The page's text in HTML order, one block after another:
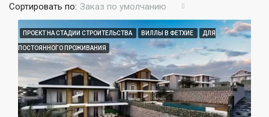
Сортировать по: Заказ по умолчанию
ПРОЕКТ НА СТАДИИ СТРОИТЕЛЬСТВА ВИЛЛЫ В ФЕТХИЕ ДЛЯ
ПОСТОЯННОГО ПРОЖИВАНИЯ